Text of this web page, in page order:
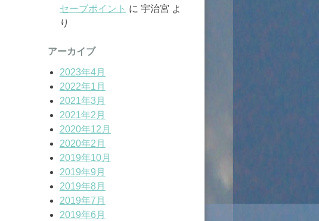
セーブポイント に 宇治宮 よ
り
アーカイブ
2023年4月
2022年1月
2021年3月
2021年2月
2020年12月
2020年2月
2019年10月
2019年9月
2019年8月
2019年7月
2019年6月